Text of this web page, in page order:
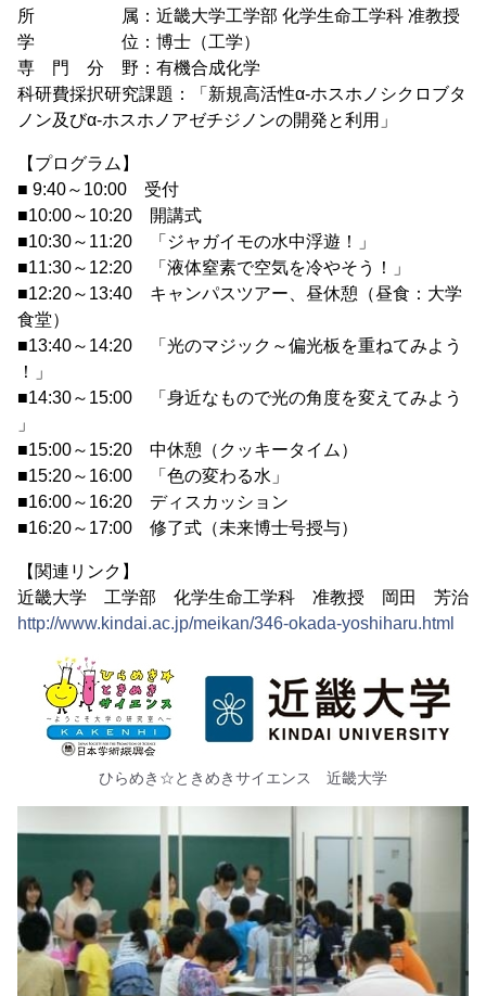
所 属：近畿大学工学部 化学生命工学科 准教授
学 位：博士（工学）
専 門 分 野：有機合成化学
科研費採択研究課題：「新規高活性α-ホスホノシクロブタ
ノン及びα-ホスホノアゼチジノンの開発と利用」
【プログラム】
■ 9:40～10:00 受付
■10:00～10:20 開講式
■10:30～11:20 「ジャガイモの水中浮遊！」
■11:30～12:20 「液体窒素で空気を冷やそう！」
■12:20～13:40 キャンパスツアー、昼休憩（昼食：大学
食堂）
■13:40～14:20 「光のマジック～偏光板を重ねてみよう
！」
■14:30～15:00 「身近なもので光の角度を変えてみよう
」
■15:00～15:20 中休憩（クッキータイム）
■15:20～16:00 「色の変わる水」
■16:00～16:20 ディスカッション
■16:20～17:00 修了式（未来博士号授与）
【関連リンク】
近畿大学 工学部 化学生命工学科 准教授 岡田 芳治
http://www.kindai.ac.jp/meikan/346-okada-yoshiharu.html
ひらめき☆ときめきサイエンス 近畿大学